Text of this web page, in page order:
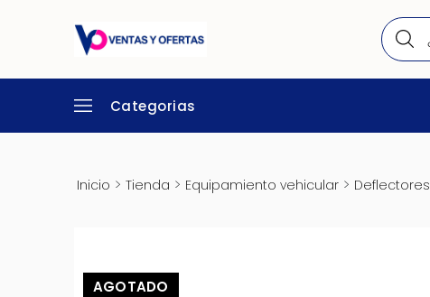
Categorias
Inicio > Tienda > Equipamiento vehicular> Deflectores
AGOTADO